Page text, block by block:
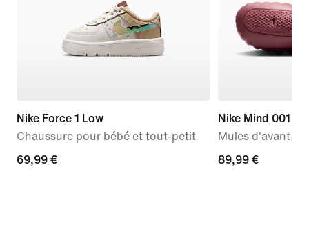
Nike Force 1 Low
Chaussure pour bébé et tout-petit
69,99 €
69,99 €
Nike Mind 001
Mules d'avant-
89,99 €
89,99 €